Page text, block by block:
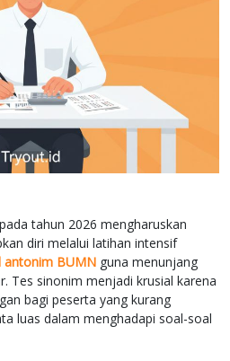
tahun 2026 mengharuskan
diri melalui latihan intensif
antonim BUMN guna menunjang
Tes sinonim menjadi krusial karena
bagi peserta yang kurang
luas dalam menghadapi soal-soal